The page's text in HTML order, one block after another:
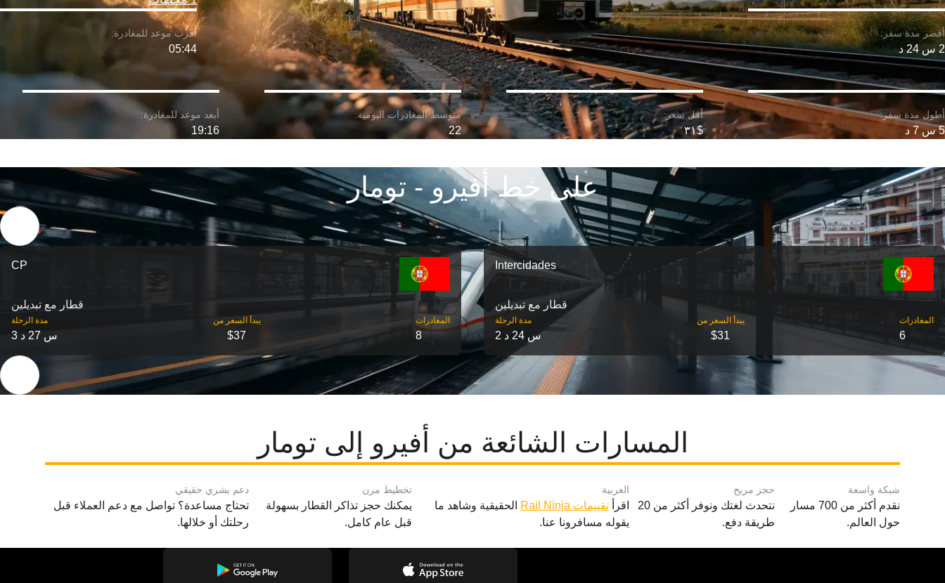
2 س 24 د 05:44
5 س 7 د $٣١ 22
19:16
على خط أفيرو - تومار
CP
قطار مع تبديلين
مدة الرحلة
3 س 27 د
‎يبدأ السعر من
$37
‎المغادرات
8
Intercidades
قطار مع تبديلين
مدة الرحلة
2 س 24 د
‎يبدأ السعر من
$31
‎المغادرات
6
المسارات الشائعة من أفيرو إلى تومار
شبكة واسعة
نقدم أكثر من 700 مسار
حول العالم.
حجز مريح
نتحدث لغتك ونوفر أكثر من 20
طريقة دفع.
العربية
اقرأ تقييمات Rail Ninja
الحقيقية وشاهد ما
يقوله مسافرونا عنا.
تخطيط مرن
يمكنك حجز تذاكر القطار بسهولة
قبل عام كامل.
دعم بشري حقيقي
تحتاج مساعدة؟ تواصل مع دعم العملاء قبل
رحلتك أو خلالها.